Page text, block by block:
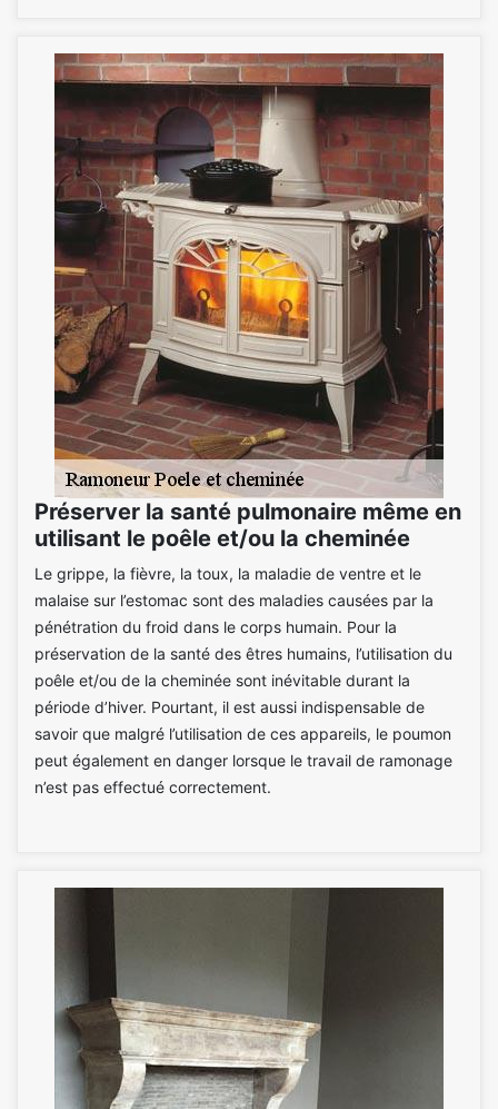
Préserver la santé pulmonaire même en
utilisant le poêle et/ou la cheminée
Le grippe, la fièvre, la toux, la maladie de ventre et le
malaise sur l’estomac sont des maladies causées par la
pénétration du froid dans le corps humain. Pour la
préservation de la santé des êtres humains, l’utilisation du
poêle et/ou de la cheminée sont inévitable durant la
période d’hiver. Pourtant, il est aussi indispensable de
savoir que malgré l’utilisation de ces appareils, le poumon
peut également en danger lorsque le travail de ramonage
n’est pas effectué correctement.